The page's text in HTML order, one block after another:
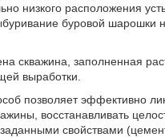
низкого расположения
буровой шарошки
скважина, заполненная
выработки.
позволяет эффективно
восстанавливать
свойствами